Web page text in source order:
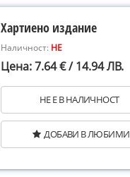
Хартиено издание
Наличност: НЕ
Цена: 7.64 € / 14.94 ЛВ.
НЕ Е В НАЛИЧНОСТ
ДОБАВИ В ЛЮБИМИ